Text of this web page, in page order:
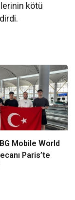
kötü
Mobile World
Paris’te